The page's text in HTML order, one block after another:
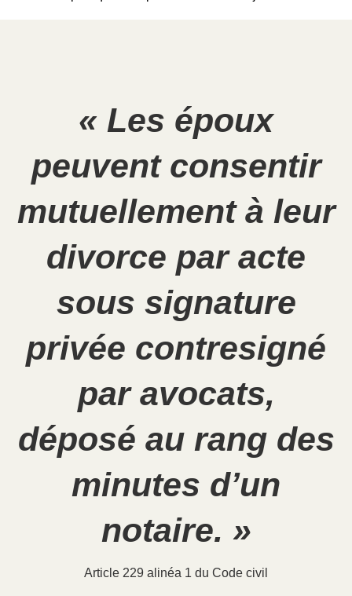
« Les époux
peuvent consentir
mutuellement à leur
divorce par acte
sous signature
privée contresigné
par avocats,
déposé au rang des
minutes d’un
notaire. »
Article 229 alinéa 1 du Code civil